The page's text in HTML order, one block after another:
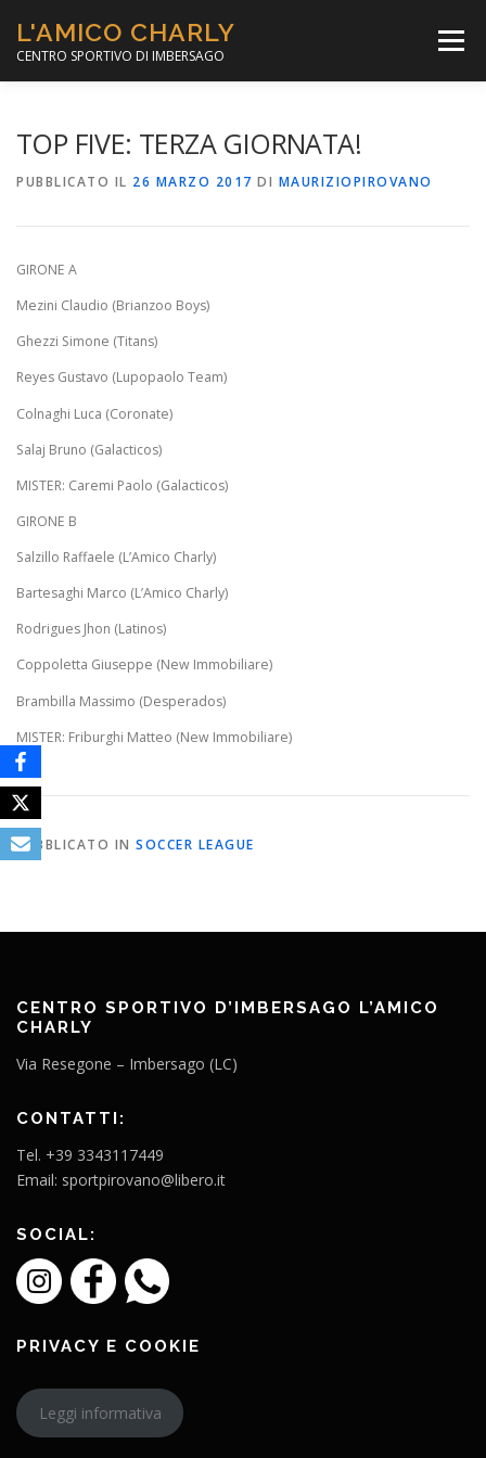
contenuto
L'AMICO CHARLY
CENTRO SPORTIVO DI IMBERSAGO
Menù
TOP FIVE: TERZA GIORNATA!
PUBBLICATO IL 26 MARZO 2017 DI MAURIZIOPIROVANO
GIRONE A
Mezini Claudio (Brianzoo Boys)
Ghezzi Simone (Titans)
Reyes Gustavo (Lupopaolo Team)
Colnaghi Luca (Coronate)
Salaj Bruno (Galacticos)
MISTER: Caremi Paolo (Galacticos)
GIRONE B
Salzillo Raffaele (L’Amico Charly)
Bartesaghi Marco (L’Amico Charly)
Rodrigues Jhon (Latinos)
Coppoletta Giuseppe (New Immobiliare)
Brambilla Massimo (Desperados)
MISTER: Friburghi Matteo (New Immobiliare)
PUBBLICATO IN SOCCER LEAGUE
CENTRO SPORTIVO D’IMBERSAGO L’AMICO
CHARLY
Via Resegone – Imbersago (LC)
CONTATTI:
Tel. +39 3343117449
Email: sportpirovano@libero.it
SOCIAL:
PRIVACY E COOKIE
Leggi informativa